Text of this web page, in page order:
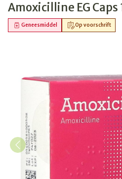
Amoxicilline EG Caps
Op voorschrift
Geneesmiddel